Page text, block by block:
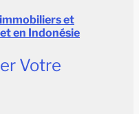
et
en Indonésie
Votre